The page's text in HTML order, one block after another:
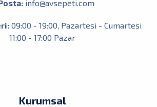
info@avsepeti.com
09:00 - 19:00, Pazartesi - Cumartesi
11:00 - 17:00 Pazar
Kurumsal